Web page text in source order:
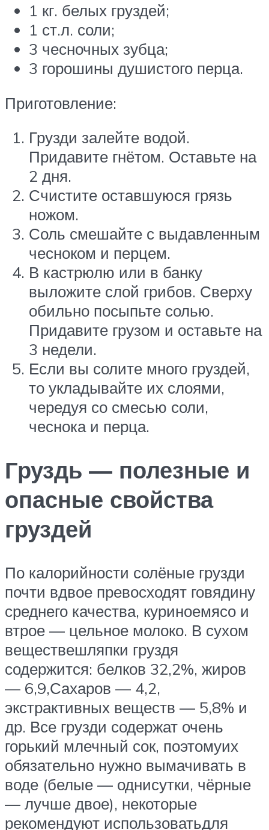
1 кг. белых груздей;
1 ст.л. соли;
3 чесночных зубца;
3 горошины душистого перца.
Приготовление:
Грузди залейте водой.
Придавите гнётом. Оставьте на
2 дня.
Счистите оставшуюся грязь
ножом.
Соль смешайте с выдавленным
чесноком и перцем.
В кастрюлю или в банку
выложите слой грибов. Сверху
обильно посыпьте солью.
Придавите грузом и оставьте на
3 недели.
Если вы солите много груздей,
то укладывайте их слоями,
чередуя со смесью соли,
чеснока и перца.
Груздь — полезные и
опасные свойства
груздей
По калорийности солёные грузди
почти вдвое превосходят говядину
среднего качества, куриноемясо и
втрое — цельное молоко. В сухом
веществешляпки груздя
содержится: белков 32,2%, жиров
— 6,9,Сахаров — 4,2,
экстрактивных веществ — 5,8% и
др. Все грузди содержат очень
горький млечный сок, поэтомуих
обязательно нужно вымачивать в
воде (белые — однисутки, чёрные
— лучше двое), некоторые
рекомендуют использоватьдля